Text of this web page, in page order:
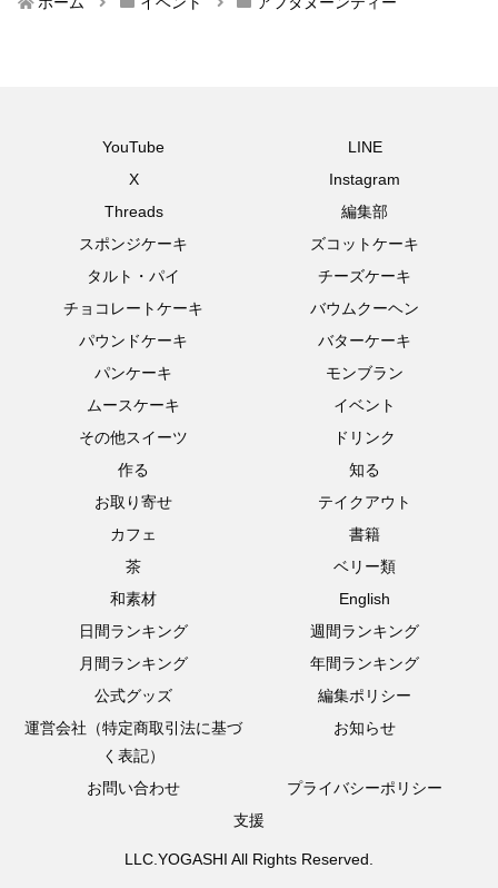
YouTube
LINE
X
Instagram
Threads
編集部
スポンジケーキ
ズコットケーキ
タルト・パイ
チーズケーキ
チョコレートケーキ
バウムクーヘン
パウンドケーキ
バターケーキ
パンケーキ
モンブラン
ムースケーキ
イベント
その他スイーツ
ドリンク
作る
知る
お取り寄せ
テイクアウト
カフェ
書籍
茶
ベリー類
和素材
English
日間ランキング
週間ランキング
月間ランキング
年間ランキング
公式グッズ
編集ポリシー
運営会社（特定商取引法に基づ
く表記）
お知らせ
お問い合わせ
プライバシーポリシー
支援
LLC.YOGASHI All Rights Reserved.